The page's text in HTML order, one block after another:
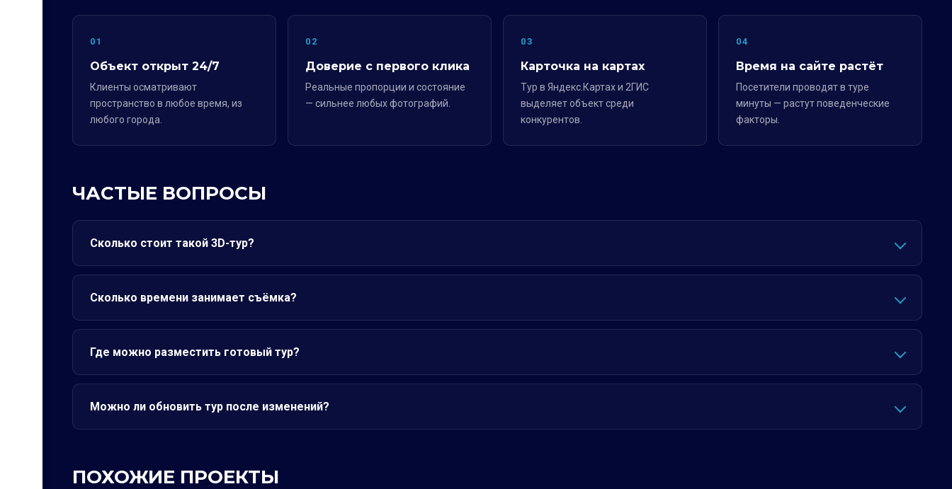
01
Объект открыт 24/7
Клиенты осматривают
пространство в любое время, из
любого города.
02
Доверие с первого клика
Реальные пропорции и состояние
— сильнее любых фотографий.
03
Карточка на картах
Тур в Яндекс.Картах и 2ГИС
выделяет объект среди
конкурентов.
04
Время на сайте растёт
Посетители проводят в туре
минуты — растут поведенческие
факторы.
ЧАСТЫЕ ВОПРОСЫ
Сколько стоит такой 3D-тур?
Сколько времени занимает съёмка?
Где можно разместить готовый тур?
Можно ли обновить тур после изменений?
ПОХОЖИЕ ПРОЕКТЫ